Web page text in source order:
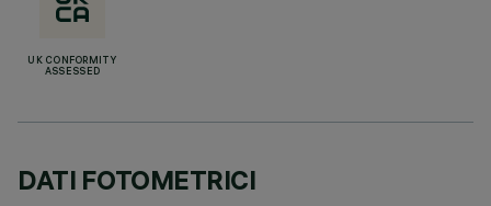
UK CONFORMITY
ASSESSED
DATI FOTOMETRICI